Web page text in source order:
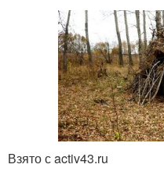
Взято с activ43.ru